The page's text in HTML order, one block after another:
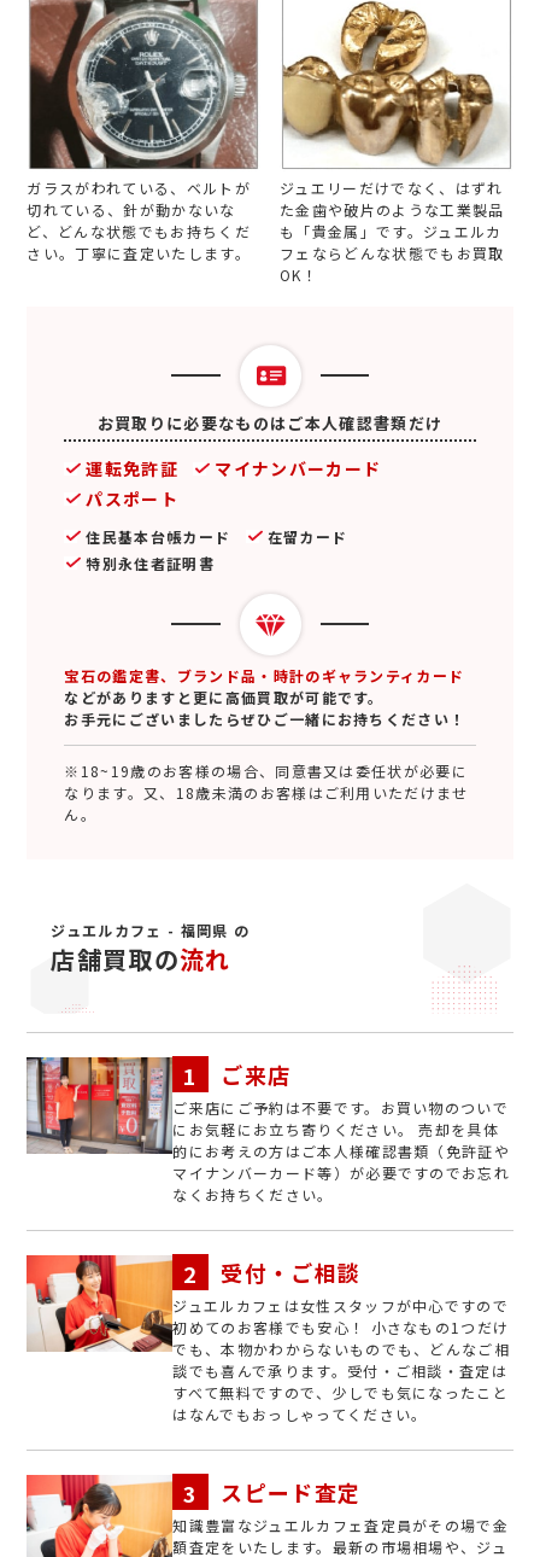
ガラスがわれている、ベルトが
切れている、針が動かないな
ど、どんな状態でもお持ちくだ
さい。丁寧に査定いたします。
ジュエリーだけでなく、はずれ
た金歯や破片のような工業製品
も「貴金属」です。ジュエルカ
フェならどんな状態でもお買取
OK！
お買取りに必要なものはご本人確認書類だけ
運転免許証
マイナンバーカード
パスポート
住民基本台帳カード
在留カード
特別永住者証明書
宝石の鑑定書、ブランド品・時計のギャランティカード
などがありますと更に高価買取が可能です。
お手元にございましたらぜひご一緒にお持ちください！
※18~19歳のお客様の場合、同意書又は委任状が必要に
なります。又、18歳未満のお客様はご利用いただけませ
ん。
ジュエルカフェ - 福岡県 の
店舗買取の流れ
ご来店
ご来店にご予約は不要です。お買い物のついで
にお気軽にお立ち寄りください。 売却を具体
的にお考えの方はご本人様確認書類（免許証や
マイナンバーカード等）が必要ですのでお忘れ
なくお持ちください。
受付・ご相談
ジュエルカフェは女性スタッフが中心ですので
初めてのお客様でも安心！ 小さなもの1つだけ
でも、本物かわからないものでも、どんなご相
談でも喜んで承ります。受付・ご相談・査定は
すべて無料ですので、少しでも気になったこと
はなんでもおっしゃってください。
スピード査定
知識豊富なジュエルカフェ査定員がその場で金
額査定をいたします。最新の市場相場や、ジュ